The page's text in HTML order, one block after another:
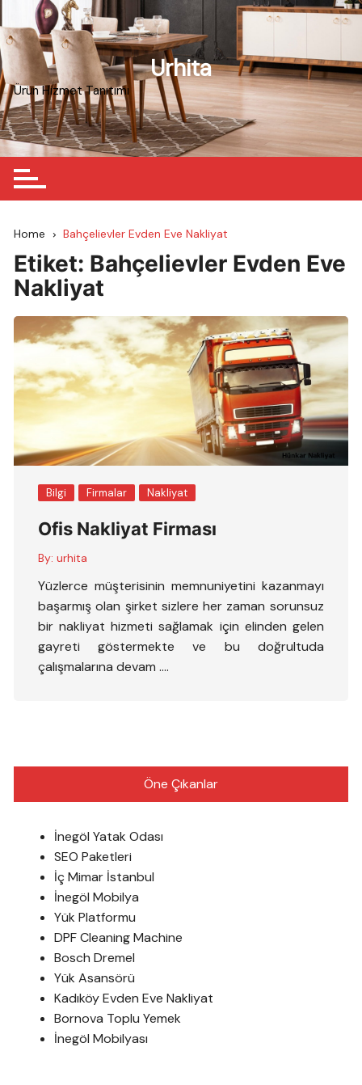
to
content
Urhita
Ürün Hizmet Tanıtımı
Home Bahçelievler Evden Eve Nakliyat
Etiket: Bahçelievler Evden Eve
Nakliyat
Bilgi Firmalar Nakliyat
Ofis Nakliyat Firması
By: urhita
Yüzlerce müşterisinin memnuniyetini kazanmayı
başarmış olan şirket sizlere her zaman sorunsuz
bir nakliyat hizmeti sağlamak için elinden gelen
gayreti göstermekte ve bu doğrultuda
çalışmalarına devam ….
Öne Çıkanlar
İnegöl Yatak Odası
SEO Paketleri
İç Mimar İstanbul
İnegöl Mobilya
Yük Platformu
DPF Cleaning Machine
Bosch Dremel
Yük Asansörü
Kadıköy Evden Eve Nakliyat
Bornova Toplu Yemek
İnegöl Mobilyası